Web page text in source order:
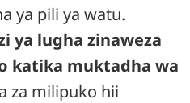
ya pili ya watu.
ya lugha zinaweza
katika muktadha wa
za milipuko hii